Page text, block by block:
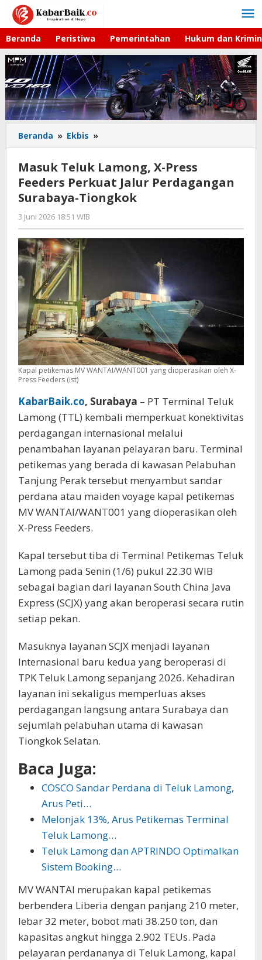
Lewati
konten
Beranda Peristiwa Pemerintahan Hukum dan
Beranda » Ekbis »
Teluk
X-
Press
Feeders
Masuk Teluk Lamong, X-Press
Feeders Perkuat Jalur Perdagangan
Surabaya-Tiongkok
3 Juni 2026 18:51 WIB
Imam
WD
Kapal petikemas MV WANTAI/WANT001 yang dioperasikan oleh X-
Press Feeders (ist)
KabarBaik.co, Surabaya – PT Terminal Teluk
Lamong (TTL) kembali memperkuat konektivitas
perdagangan internasional melalui
penambahan layanan pelayaran baru. Terminal
petikemas yang berada di kawasan Pelabuhan
Tanjung Perak tersebut menyambut sandar
perdana atau maiden voyage kapal petikemas
MV WANTAI/WANT001 yang dioperasikan oleh
X-Press Feeders.
Kapal tersebut tiba di Terminal Petikemas Teluk
Lamong pada Senin (1/6) pukul 22.30 WIB
sebagai bagian dari layanan South China Java
Express (SCJX) yang akan beroperasi secara rutin
setiap pekan.
Masuknya layanan SCJX menjadi layanan
Internasional baru kedua yang beroperasi di
TPK Teluk Lamong sepanjang 2026. Kehadiran
layanan ini sekaligus memperluas akses
perdagangan langsung antara Surabaya dan
sejumlah pelabuhan utama di kawasan
Tiongkok Selatan.
Baca Juga:
COSCO Sandar Perdana di Teluk Lamong,
Arus Peti…
Melonjak 13%, Arus Petikemas Terminal
Teluk Lamong…
Teluk Lamong dan APTRINDO Optimalkan
Sistem Booking…
MV WANTAI merupakan kapal petikemas
berbendera Liberia dengan panjang 210 meter,
lebar 32 meter, bobot mati 38.250 ton, dan
kapasitas angkut hingga 2.902 TEUs. Pada
pelayaran perdananya di Teluk Lamong, kapal